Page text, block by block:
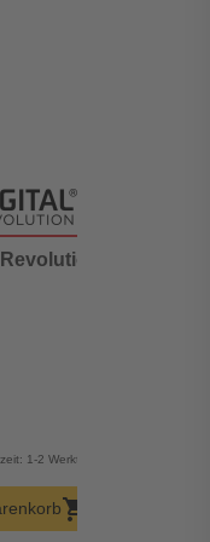
1-2 Werktage
shopping_cart